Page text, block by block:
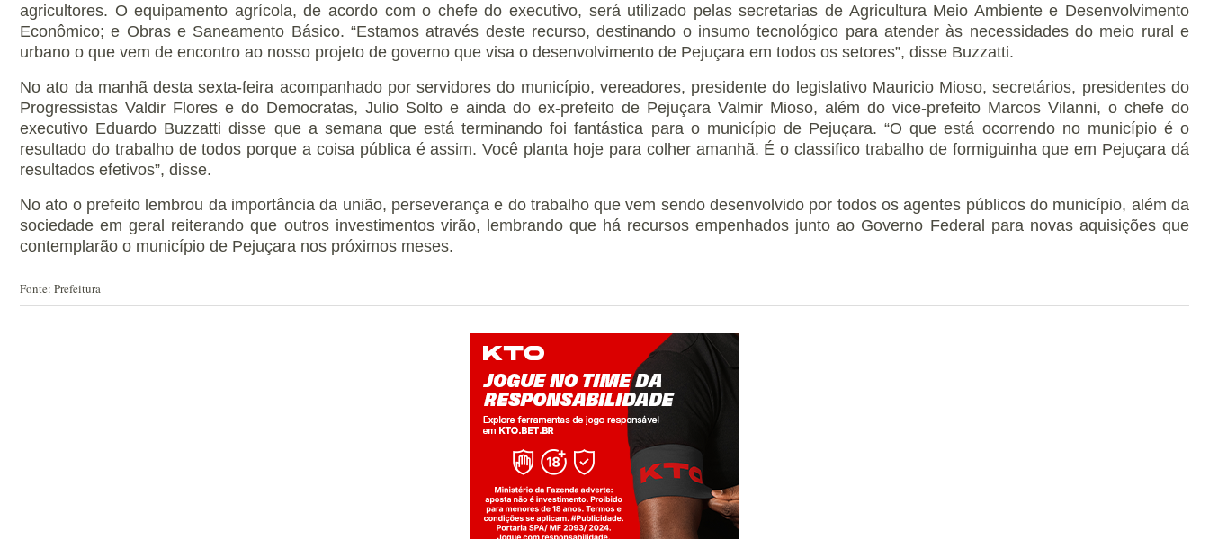
agricultores. O equipamento agrícola, de acordo com o chefe do executivo, será utilizado pelas secretarias de Agricultura Meio Ambiente e Desenvolvimento
Econômico; e Obras e Saneamento Básico. “Estamos através deste recurso, destinando o insumo tecnológico para atender às necessidades do meio rural e
urbano o que vem de encontro ao nosso projeto de governo que visa o desenvolvimento de Pejuçara em todos os setores”, disse Buzzatti.
No ato da manhã desta sexta-feira acompanhado por servidores do município, vereadores, presidente do legislativo Mauricio Mioso, secretários, presidentes do
Progressistas Valdir Flores e do Democratas, Julio Solto e ainda do ex-prefeito de Pejuçara Valmir Mioso, além do vice-prefeito Marcos Vilanni, o chefe do
executivo Eduardo Buzzatti disse que a semana que está terminando foi fantástica para o município de Pejuçara. “O que está ocorrendo no município é o
resultado do trabalho de todos porque a coisa pública é assim. Você planta hoje para colher amanhã. É o classifico trabalho de formiguinha que em Pejuçara dá
resultados efetivos”, disse.
No ato o prefeito lembrou da importância da união, perseverança e do trabalho que vem sendo desenvolvido por todos os agentes públicos do município, além da
sociedade em geral reiterando que outros investimentos virão, lembrando que há recursos empenhados junto ao Governo Federal para novas aquisições que
contemplarão o município de Pejuçara nos próximos meses.
Fonte: Prefeitura